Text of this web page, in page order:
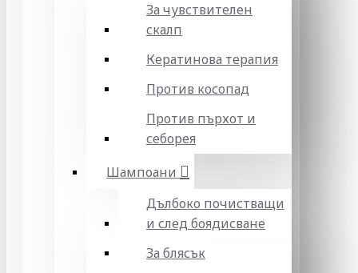
За чувствителен
скалп
Кератинова терапия
Против косопад
Против пърхот и
себорея
Шампоани
Дълбоко почистващи
и след боядисване
За блясък